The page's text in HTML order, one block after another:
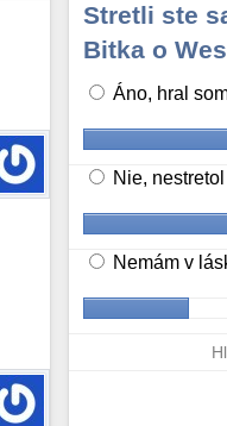
Stretli ste
Bitka o
Áno, hral
Nie,
Nemám v